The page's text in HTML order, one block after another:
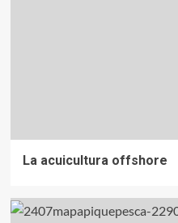
La acuicultura offshore